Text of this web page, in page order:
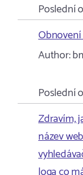
Poslední
Author:
Poslední
Zdravím,
název